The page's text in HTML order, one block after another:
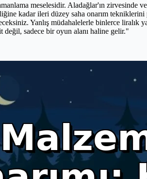
meselesidir. Aladağlar'ın zirvesinde
kadar ileri düzey saha onarım
Yanlış müdahalelerle binlerce liralık
değil, sadece bir oyun alanı haline gelir."